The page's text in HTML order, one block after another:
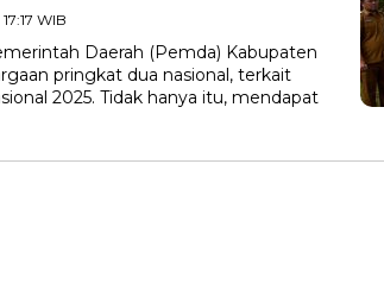
WIB
Daerah (Pemda) Kabupaten
pringkat dua nasional, terkait
2025. Tidak hanya itu, mendapat